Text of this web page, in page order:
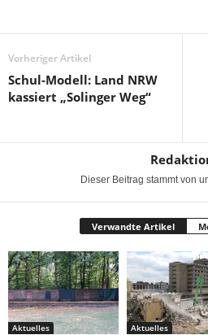
Vorheriger Artikel
Schul-Modell: Land NRW
kassiert „Solinger Weg“
Dieser Beitrag stammt von
Verwandte Artikel
Aktuelles Aktuelles